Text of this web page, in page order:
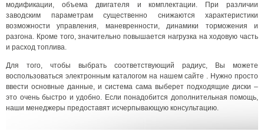
модификации, объема двигателя и комплектации. При различии
заводским параметрам существенно снижаются характеристики
возможности управления, маневренности, динамики торможения и
разгона. Кроме того, значительно повышается нагрузка на ходовую часть
и расход топлива.
Для того, чтобы выбрать соответствующий радиус, Вы можете
воспользоваться электронным каталогом на нашем сайте . Нужно просто
ввести основные данные, и система сама выберет подходящие диски –
это очень быстро и удобно. Если понадобится дополнительная помощь,
наши менеджеры предоставят исчерпывающую консультацию.